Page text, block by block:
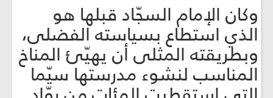
وكان الإمام السجّاد قبلها هو
الذي استطاع بسياسته الفضلى،
وبطريقته المثلى أن يهيّئ المناخ
المناسب لنشوء مدرستها سيّما